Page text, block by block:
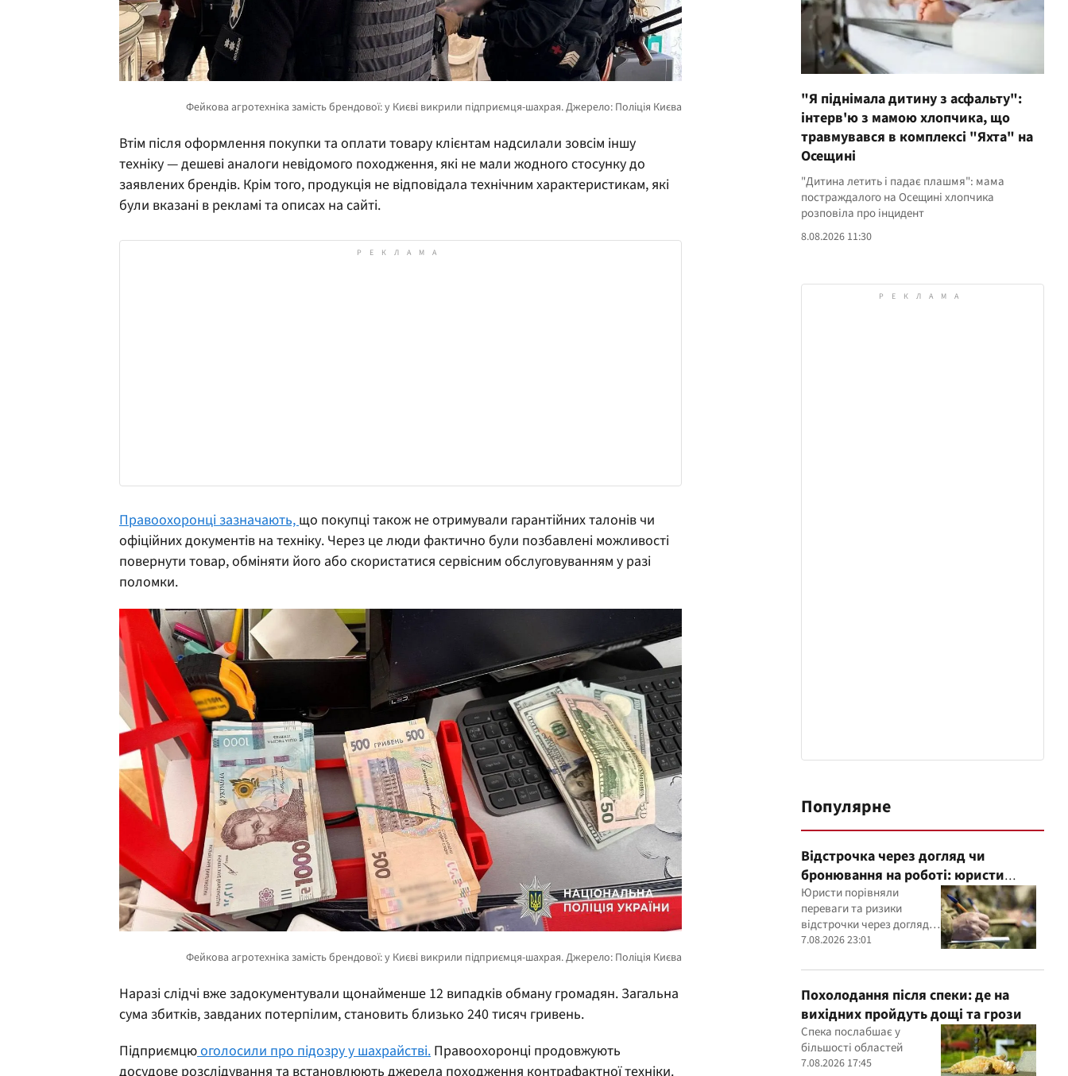
Втім після оформлення покупки та оплати товару клієнтам надсилали зовсім іншу
техніку — дешеві аналоги невідомого походження, які не мали жодного стосунку до
заявлених брендів. Крім того, продукція не відповідала технічним характеристикам, які
були вказані в рекламі та описах на сайті.
Правоохоронці зазначають, що покупці також не отримували гарантійних талонів чи
офіційних документів на техніку. Через це люди фактично були позбавлені можливості
повернути товар, обміняти його або скористатися сервісним обслуговуванням у разі
поломки.
Наразі слідчі вже задокументували щонайменше 12 випадків обману громадян. Загальна
сума збитків, завданих потерпілим, становить близько 240 тисяч гривень.
Підприємцюоголосили про підозру у шахрайстві. Правоохоронці продовжують
досудове розслідування та встановлюють джерела походження контрафактної техніки.
"Я піднімала дитину з асфальту":
інтерв'ю з мамою хлопчика, що
травмувався в комплексі "Яхта" на
Осещині
"Дитина летить і падає плашмя": мама
постраждалого на Осещині хлопчика
розповіла про інцидент
8.08.2026 11:30
Популярне
Відстрочка через догляд чи
бронювання на роботі: юристи
пояснили, що надійніше
Юристи порівняли
переваги та ризики
відстрочки через догляд і
бронювання працівника
підприємством
7.08.2026 23:01
Похолодання після спеки: де на
вихідних пройдуть дощі та грози
Спека послабшає у
більшості областей
7.08.2026 17:45